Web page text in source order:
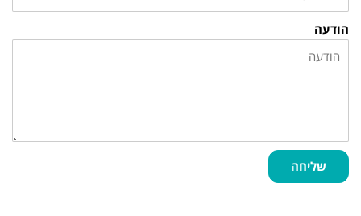
הודעה
שליחה